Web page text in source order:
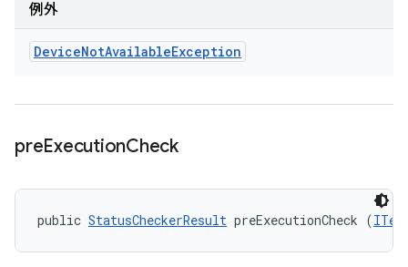
例外
DeviceNotAvailableException
preExecutionCheck
public StatusCheckerResult preExecutionCheck (